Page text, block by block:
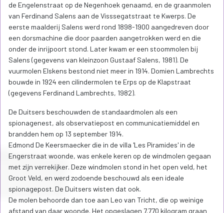
de Engelenstraat op de Negenhoek genaamd, en de graanmolen
van Ferdinand Salens aan de Visssegatstraat te Kwerps. De
eerste maalderij Salens werd rond 1898-1900 aangedreven door
een dorsmachine die door paarden aangetrokken werd en die
onder de inrijpoort stond. Later kwam er een stoommolen bij
Salens (gegevens van kleinzoon Gustaaf Salens, 1981). De
vuurmolen Elskens bestond niet meer in 1914. Domien Lambrechts
bouwde in 1924 een cilindermolen te Erps op de Klapstraat
(gegevens Ferdinand Lambrechts, 1982).
De Duitsers beschouwden de standaardmolen als een
spionagenest, als observatiepost en communicatiemiddel en
brandden hem op 13 september 1914.
Edmond De Keersmaecker die in de villa 'Les Piramides' in de
Engerstraat woonde, was enkele keren op de windmolen gegaan
met zijn verrekijker. Deze windmolen stond in het open veld, het
Groot Veld, en werd zodoende beschouwd als een ideale
spionagepost. De Duitsers wisten dat ook.
De molen behoorde dan toe aan Leo van Tricht, die op weinige
afstand van daar woonde. Het opgeslagen 7.770 kilogram graan